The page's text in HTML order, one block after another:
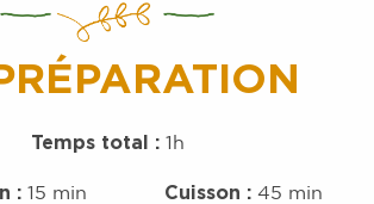
Temps total :1h
:15 min Cuisson :45 min